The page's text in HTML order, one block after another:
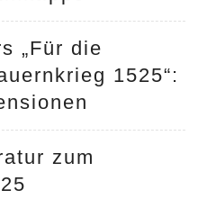
„Für die
1525“:
zum